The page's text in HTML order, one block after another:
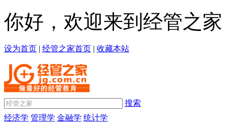
你好，欢迎来到经管之家
设为首页 | 经管之家首页 | 收藏本站
搜索
经济学 管理学 金融学 统计学